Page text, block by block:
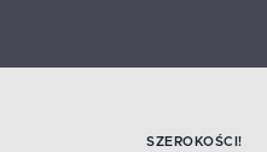
SZEROKOŚCI!